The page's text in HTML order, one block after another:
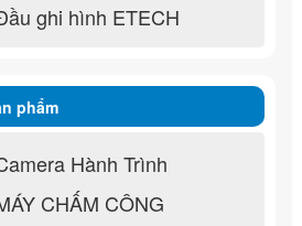
ghi hình ETECH
phẩm
Hành Trình
CHẤM CÔNG